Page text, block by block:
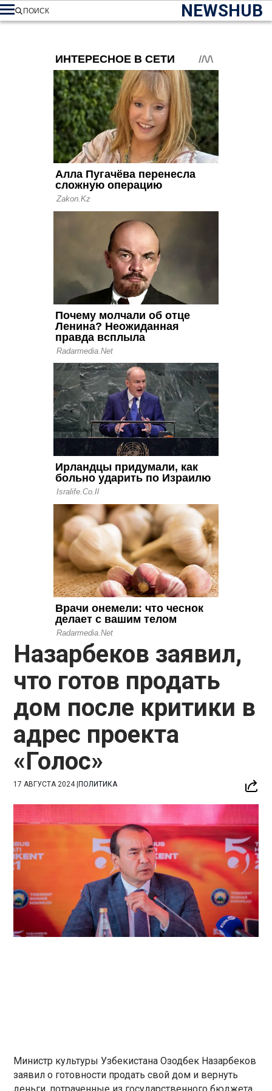
NEWSHUB
ПОИСК
Назарбеков заявил,
что готов продать
дом после критики в
адрес проекта
«Голос»
17 АВГУСТА 2024|ПОЛИТИКА
Министр культуры Узбекистана Озодбек Назарбеков
заявил о готовности продать свой дом и вернуть